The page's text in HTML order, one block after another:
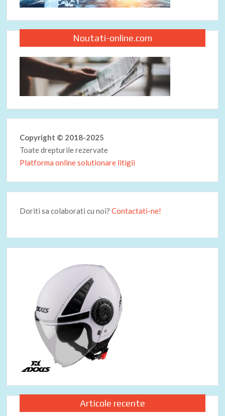
Noutati-online.com
Copyright © 2018-2025
Toate drepturile rezervate
Platforma online solutionare litigii
Doriti sa colaborati cu noi?Contactati-ne!
Articole recente